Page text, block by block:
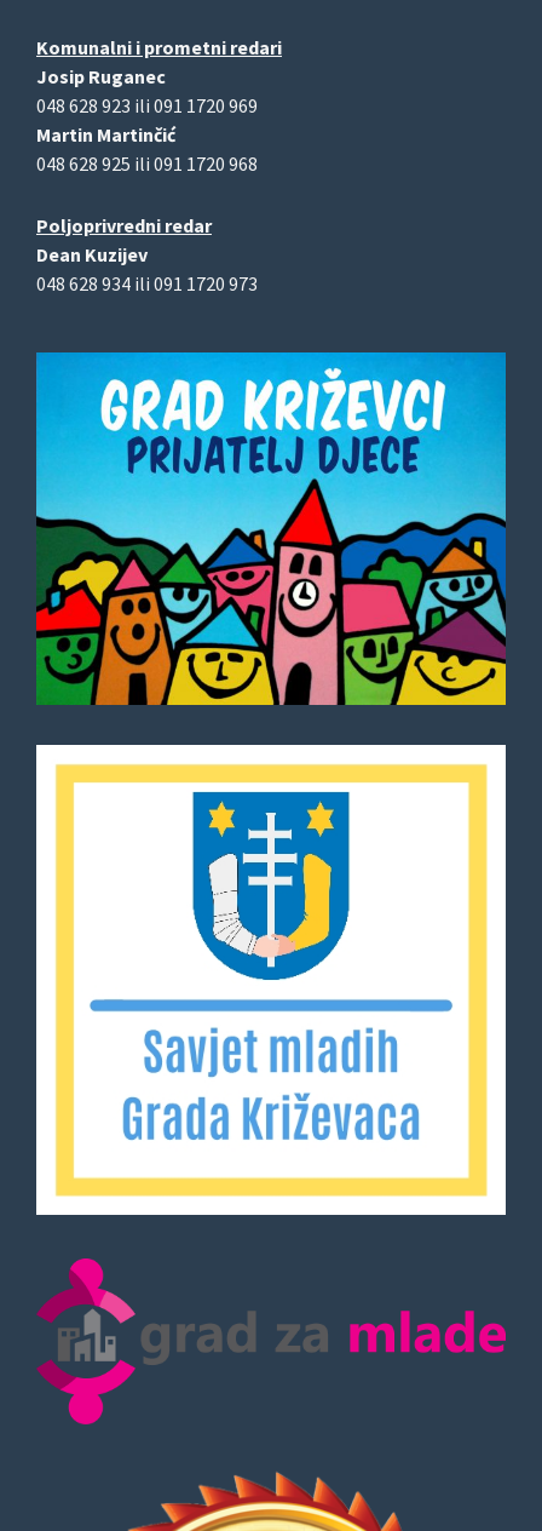
Komunalni i prometni redari
Josip Ruganec
048 628 923 ili 091 1720 969
Martin Martinčić
048 628 925 ili 091 1720 968
Poljoprivredni redar
Dean Kuzijev
048 628 934 ili 091 1720 973